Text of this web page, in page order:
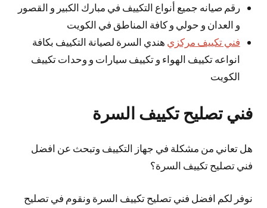
رقم صيانه جميع أنواع التكييف في مبارك الكبير و القصور
و العدان و حولي و كافة المناطق في الكويت
فني تكييف مركزي هندي السرة لصيانة التكييف بكافة
انواعه تكييف الهواء و تكييف سيارات و وحدات تكييف
الكويت
فني تصليح تكييف السرة
هل تعاني من مشكلة في جهاز التكييف وتبحث عن افضل
فني تصليح تكييف السرة؟
نوفر لكم افضل فني تصليح تكييف السرة ونقوم في تصليح